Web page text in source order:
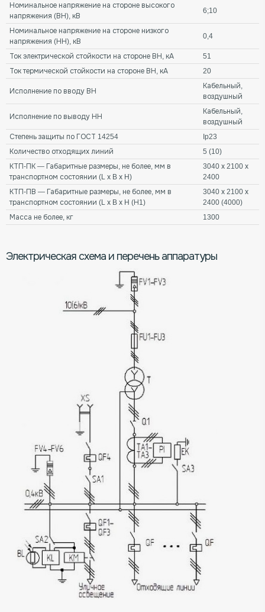
Номинальное напряжение на стороне высокого
напряжения (ВН), кВ
6;10
Номинальное напряжение на стороне низкого
напряжения (НН), кВ
0,4
Ток электрической стойкости на стороне ВН, кА
51
Ток термической стойкости на стороне ВН, кА
20
Исполнение по вводу ВН
Кабельный,
воздушный
Исполнение по выводу НН
Кабельный,
воздушный
Степень защиты по ГОСТ 14254
Ip23
Количество отходящих линий
5 (10)
КТП-ПК — Габаритные размеры, не более, мм в
транспортном состоянии (L х B х H)
3040 х 2100 х
2400
КТП-ПВ — Габаритные размеры, не более, мм в
транспортном состоянии (L х B х H (Н1)
3040 х 2100 х
2400 (4000)
Масса не более, кг
1300
Электрическая схема и перечень аппаратуры